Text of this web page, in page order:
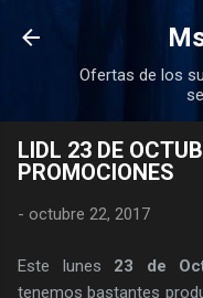
Ir al
Ofertas de los
LIDL 23 DE
PROMOCIONES
- octubre 22, 2017
Este lunes 23 de
tenemos bastantes